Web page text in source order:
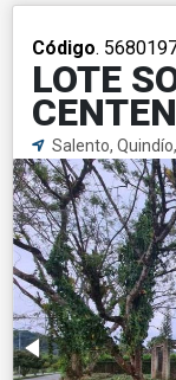
Código.
LOTE
Salento,